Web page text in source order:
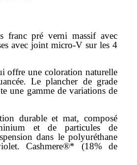
franc pré verni massif avec
avec joint micro-V sur les 4
offre une coloration naturelle
Le plancher de grade
une gamme de variations de
durable et mat, composé
et de particules de
dans le polyuréthane
Cashmere®* (18% de